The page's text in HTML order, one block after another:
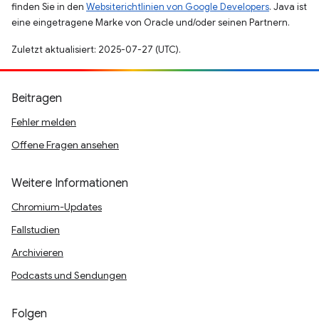
finden Sie in den Websiterichtlinien von Google Developers. Java ist
eine eingetragene Marke von Oracle und/oder seinen Partnern.
Zuletzt aktualisiert: 2025-07-27 (UTC).
Beitragen
Fehler melden
Offene Fragen ansehen
Weitere Informationen
Chromium-Updates
Fallstudien
Archivieren
Podcasts und Sendungen
Folgen